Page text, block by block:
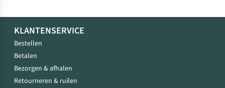
KLANTENSERVICE
Bestellen
Betalen
Bezorgen & afhalen
Retourneren & ruilen